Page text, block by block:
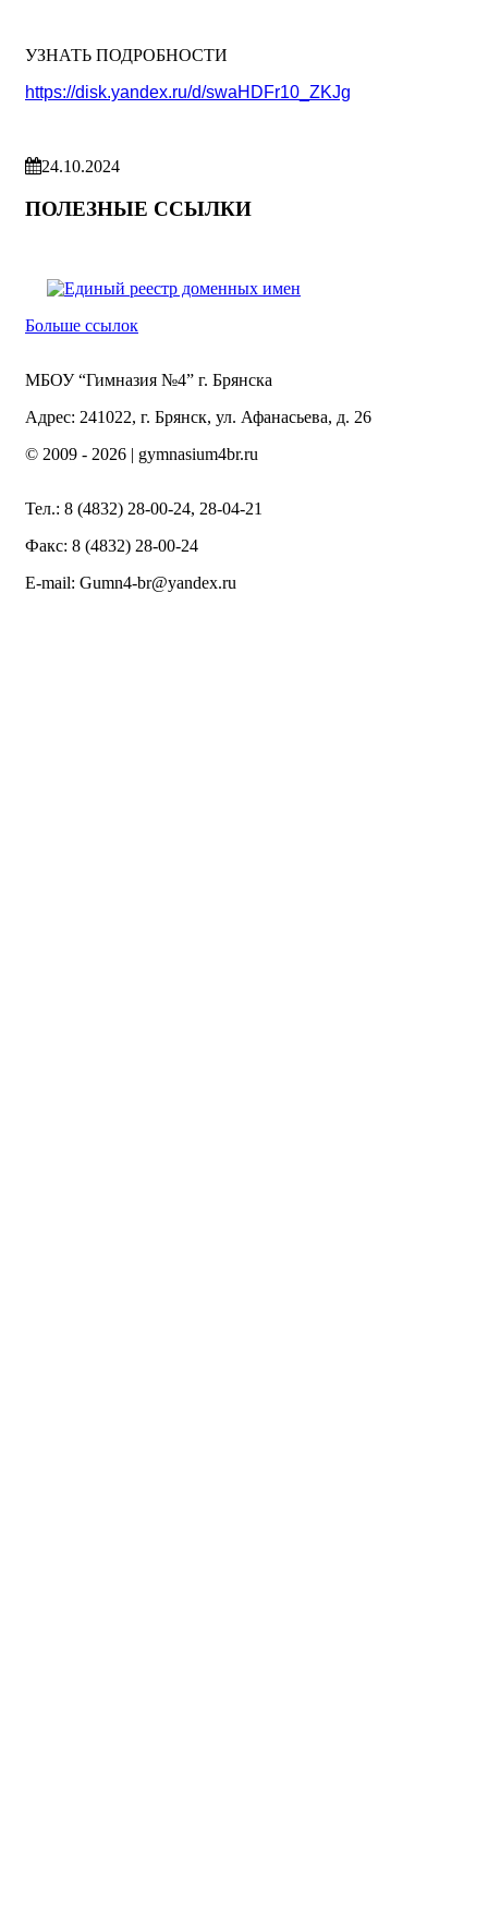
УЗНАТЬ ПОДРОБНОСТИ
https://disk.yandex.ru/d/swaHDFr10_ZKJg
24.10.2024
ПОЛЕЗНЫЕ ССЫЛКИ
Больше ссылок
МБОУ “Гимназия №4” г. Брянска
Адрес: 241022, г. Брянск, ул. Афанасьева, д. 26
© 2009 - 2026 | gymnasium4br.ru
Тел.: 8 (4832) 28-00-24, 28-04-21
Факс: 8 (4832) 28-00-24
E-mail: Gumn4-br@yandex.ru